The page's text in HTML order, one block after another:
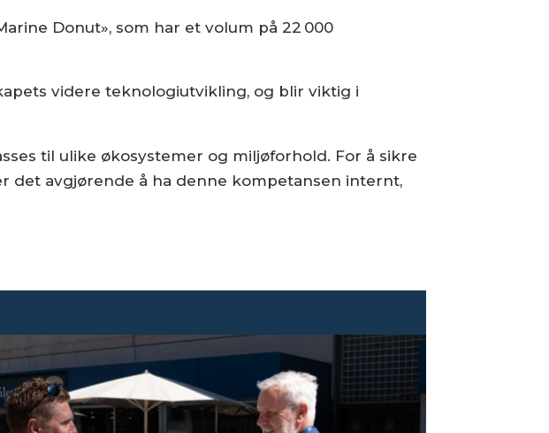
Donut», som har et volum på 22 000
videre teknologiutvikling, og blir viktig i
til ulike økosystemer og miljøforhold. For å sikre
det avgjørende å ha denne kompetansen internt,